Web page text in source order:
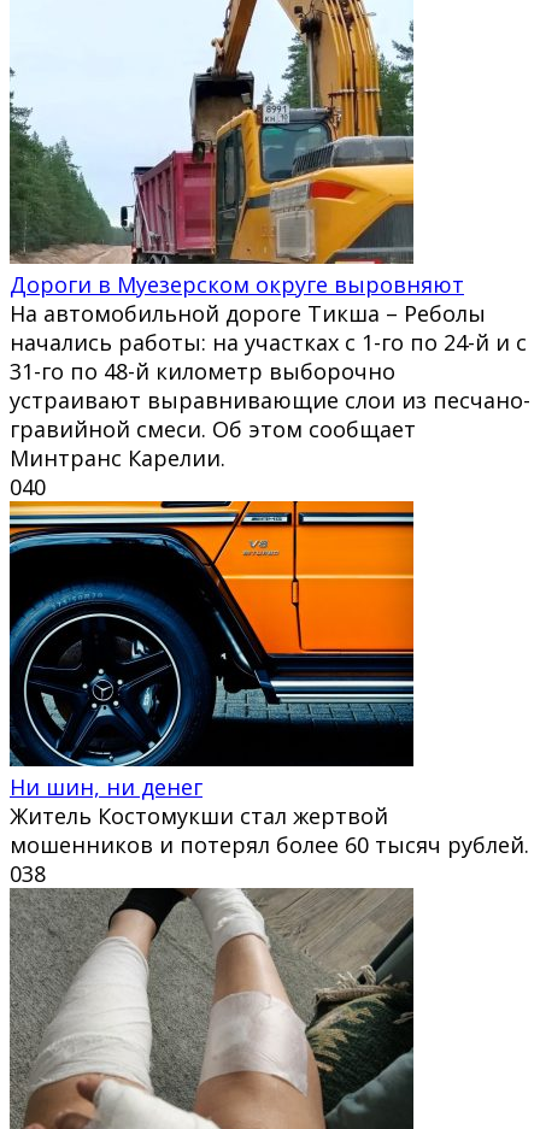
Дороги в Муезерском округе выровняют
На автомобильной дороге Тикша – Реболы
начались работы: на участках с 1-го по 24-й и с
31-го по 48-й километр выборочно
устраивают выравнивающие слои из песчано-
гравийной смеси. Об этом сообщает
Минтранс Карелии.
040
Ни шин, ни денег
Житель Костомукши стал жертвой
мошенников и потерял более 60 тысяч рублей.
038